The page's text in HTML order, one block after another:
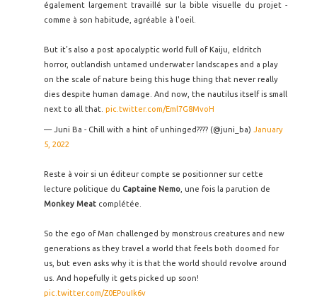
également largement travaillé sur la bible visuelle du projet -
comme à son habitude, agréable à l'oeil.
But it’s also a post apocalyptic world full of Kaiju, eldritch
horror, outlandish untamed underwater landscapes and a play
on the scale of nature being this huge thing that never really
dies despite human damage. And now, the nautilus itself is small
next to all that. pic.twitter.com/Eml7G8MvoH
— Juni Ba - Chill with a hint of unhinged???? (@juni_ba) January
5, 2022
Reste à voir si un éditeur compte se positionner sur cette
lecture politique du Captaine Nemo , une fois la parution de
Monkey Meat complétée.
So the ego of Man challenged by monstrous creatures and new
generations as they travel a world that feels both doomed for
us, but even asks why it is that the world should revolve around
us. And hopefully it gets picked up soon!
pic.twitter.com/Z0EPouIk6v